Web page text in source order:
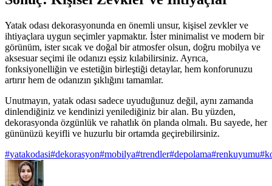
Yatak odası dekorasyonunda en önemli unsur, kişisel zevkler ve
ihtiyaçlara uygun seçimler yapmaktır. İster minimalist ve modern bir
görünüm, ister sıcak ve doğal bir atmosfer olsun, doğru mobilya ve
aksesuar seçimi ile odanızı eşsiz kılabilirsiniz. Ayrıca,
fonksiyonelliğin ve estetiğin birleştiği detaylar, hem konforunuzu
artırır hem de odanızın şıklığını tamamlar.
Unutmayın, yatak odası sadece uyuduğunuz değil, aynı zamanda
dinlendiğiniz ve kendinizi yenilediğiniz bir alan. Bu yüzden,
dekorasyonda özgünlük ve rahatlık ön planda olmalı. Bu sayede, her
gününüzü keyifli ve huzurlu bir ortamda geçirebilirsiniz.
#yatakodasi#dekorasyon#mobilya#trendler#depolama#renkuyumu#